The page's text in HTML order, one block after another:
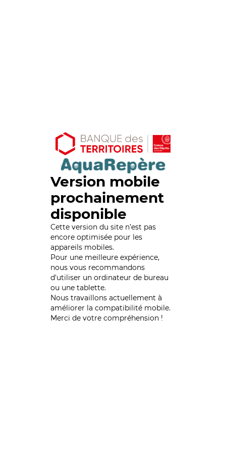
Version mobile
prochainement
disponible
Cette version du site n’est pas
encore optimisée pour les
appareils mobiles.
Pour une meilleure expérience,
nous vous recommandons
d'utiliser un ordinateur de bureau
ou une tablette.
Nous travaillons actuellement à
améliorer la compatibilité mobile.
Merci de votre compréhension !